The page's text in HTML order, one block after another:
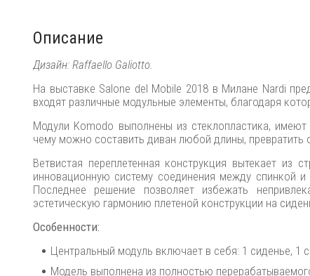
Описание
Дизайн: Raffaello Galiotto.
На выставке Salone del Mobile 2018 в Милане Nardi
входят различные модульные элементы, благодаря
Модули Komodo выполнены из стеклопластика,
чему можно составить диван любой длины, превратить
Ветвистая переплетенная конструкция вытекает из
инновационную систему соединения между спинкой
Последнее решение позволяет избежать
эстетическую гармонию плетеной конструкции на
Особенности:
Центральный модуль включает в себя: 1 сиденье, 1
Модель выполнена из полностью